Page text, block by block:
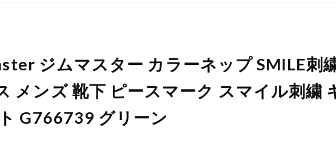
ジムマスター カラーネップ SMILE刺
メンズ 靴下 ピースマーク スマイル刺繍
G766739 グリーン